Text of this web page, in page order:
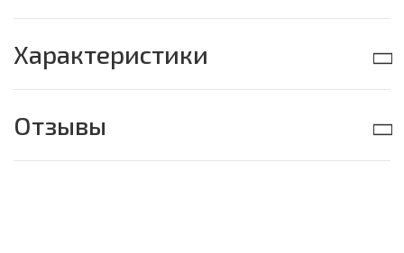
Характеристики
Отзывы